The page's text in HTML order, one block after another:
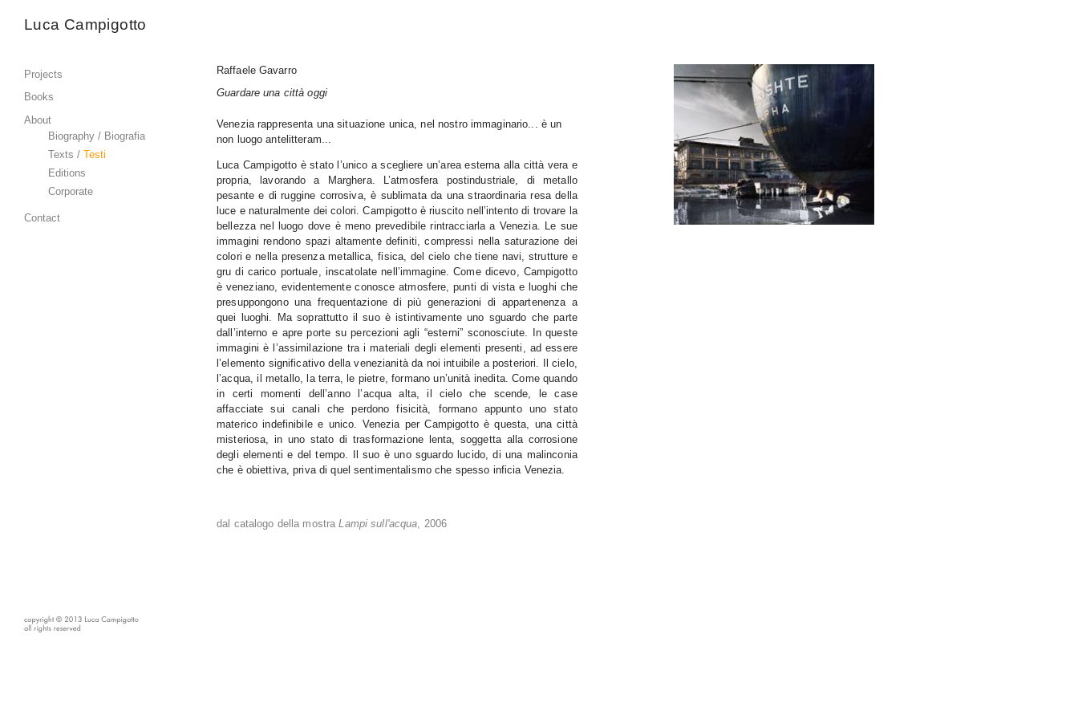
Raffaele Gavarro
Guardare una città oggi
Venezia rappresenta una situazione unica, nel nostro immaginario... è un
non luogo antelitteram...
Luca Campigotto è stato l’unico a scegliere un’area esterna alla città vera e
propria, lavorando a Marghera. L’atmosfera postindustriale, di metallo
pesante e di ruggine corrosiva, è sublimata da una straordinaria resa della
luce e naturalmente dei colori. Campigotto è riuscito nell’intento di trovare la
bellezza nel luogo dove è meno prevedibile rintracciarla a Venezia. Le sue
immagini rendono spazi altamente definiti, compressi nella saturazione dei
colori e nella presenza metallica, fisica, del cielo che tiene navi, strutture e
gru di carico portuale, inscatolate nell’immagine. Come dicevo, Campigotto
è veneziano, evidentemente conosce atmosfere, punti di vista e luoghi che
presuppongono una frequentazione di più generazioni di appartenenza a
quei luoghi. Ma soprattutto il suo è istintivamente uno sguardo che parte
dall’interno e apre porte su percezioni agli “esterni” sconosciute. In queste
immagini è l’assimilazione tra i materiali degli elementi presenti, ad essere
l’elemento significativo della venezianità da noi intuibile a posteriori. Il cielo,
l’acqua, il metallo, la terra, le pietre, formano un’unità inedita. Come quando
in certi momenti dell’anno l’acqua alta, il cielo che scende, le case
affacciate sui canali che perdono fisicità, formano appunto uno stato
materico indefinibile e unico. Venezia per Campigotto è questa, una città
misteriosa, in uno stato di trasformazione lenta, soggetta alla corrosione
degli elementi e del tempo. Il suo è uno sguardo lucido, di una malinconia
che è obiettiva, priva di quel sentimentalismo che spesso inficia Venezia.
dal catalogo della mostraLampi sull'acqua, 2006
Luca Campigotto
Projects
Books
About
Biography / Biografia
Texts / Testi
Editions
Corporate
Contact